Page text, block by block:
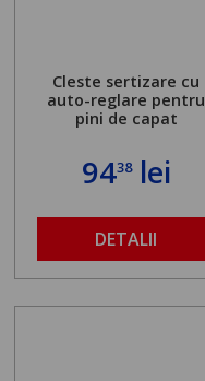
Cleste sertizare cu
auto-reglare pentru
pini de capat
9438lei
DETALII